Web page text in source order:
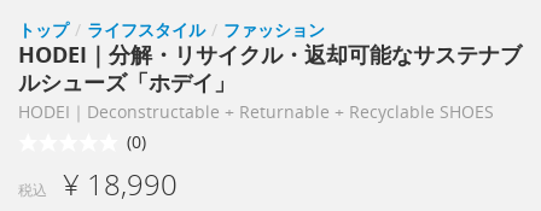
トップ / ライフスタイル / ファッション
HODEI｜分解・リサイクル・返却可能なサステナブ
ルシューズ「ホデイ」
HODEI｜Deconstructable + Returnable + Recyclable SHOES
(0)
税込 ¥ 18,990